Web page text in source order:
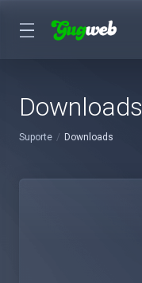
Downloads
Suporte Downloads